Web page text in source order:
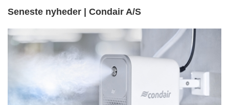
Seneste nyheder | Condair A/S